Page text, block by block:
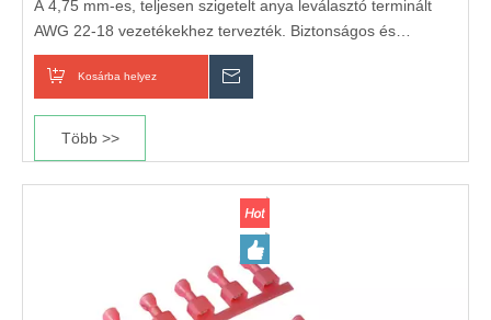
A 4,75 mm-es, teljesen szigetelt anya leválasztó terminált
AWG 22-18 vezetékekhez tervezték. Biztonságos és
megbízható elektromos csatlakozást biztosít az autóiparban,
háztartási készülékekben és ipari vezetékrendszerekben.
Ez a gyorsleválasztó terminál teljesen szigetelt hüvelyrel
rendelkezik a fokozott biztonság és védelem érdekében, így
ideális olyan alkalmazásokhoz, amelyek rezgésállóságot és
gyakori csatlakoztatást/leválasztást igényelnek.
Kosárba helyez
Több >>